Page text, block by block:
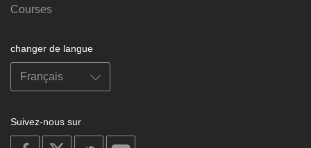
Courses
changer de langue
Suivez-nous sur
on